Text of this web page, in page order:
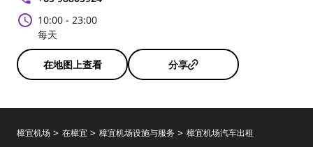
10:00 - 23:00
每天
在地图上查看 分享
樟宜机场 在樟宜 樟宜机场设施与服务 樟宜机场汽车出租